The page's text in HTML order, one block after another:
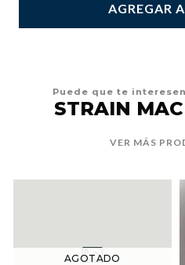
AGREGAR
Puede que te
STRAIN
VER MÁS
AGOTADO